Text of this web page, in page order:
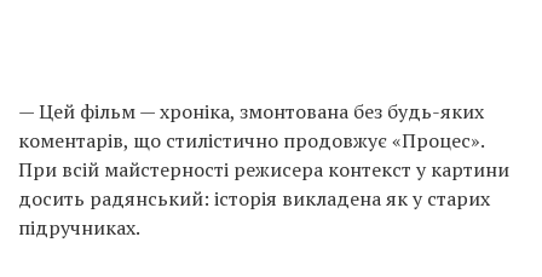
— Цей фільм — хроніка, змонтована без будь-яких
коментарів, що стилістично продовжує «Процес».
При всій майстерності режисера контекст у картини
досить радянський: історія викладена як у старих
підручниках.